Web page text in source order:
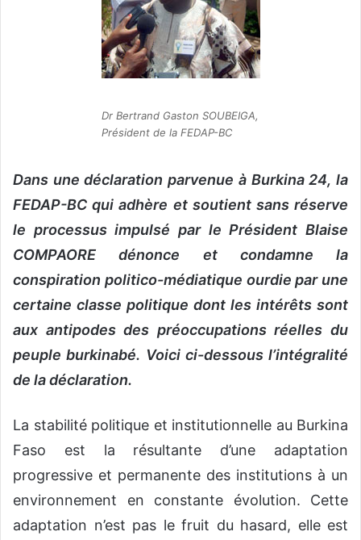
e
r
u
n
u
i
e
Dr Bertrand Gaston SOUBEIGA,
Président de la FEDAP-BC
Dans une déclaration parvenue à Burkina 24, la
FEDAP-BC qui adhère et soutient sans réserve
le processus impulsé par le Président Blaise
COMPAORE dénonce et condamne la
conspiration politico-médiatique ourdie par une
certaine classe politique dont les intérêts sont
aux antipodes des préoccupations réelles du
peuple burkinabé. Voici ci-dessous l’intégralité
de la déclaration.
La stabilité politique et institutionnelle au Burkina
Faso est la résultante d’une adaptation
progressive et permanente des institutions à un
environnement en constante évolution. Cette
adaptation n’est pas le fruit du hasard, elle est